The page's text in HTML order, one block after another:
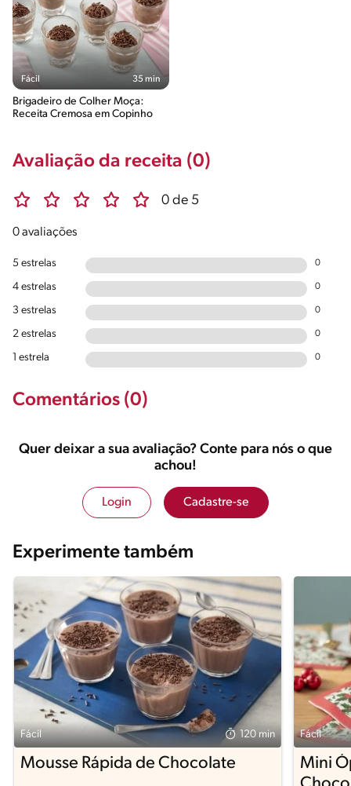
Fácil 35 min
Brigadeiro de Colher Moça:
Receita Cremosa em Copinho
Avaliação da receita (0)
0 de 5
0 avaliações
5 estrelas 0
4 estrelas 0
3 estrelas 0
2 estrelas 0
1 estrela 0
Comentários (0)
Quer deixar a sua avaliação? Conte para nós o que
achou!
Login Cadastre-se
Experimente também
Fácil 120 min
Mousse Rápida de Chocolate
Fácil
Mini